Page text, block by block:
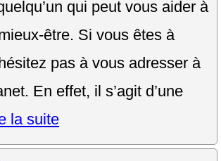
qui peut vous aider à
être. Si vous êtes à
pas à vous adresser à
En effet, il s’agit d’une
la suite